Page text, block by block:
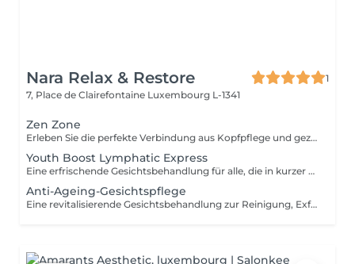
Nara Relax & Restore
1
7, Place de Clairefontaine Luxembourg L-1341
Zen Zone
Erleben Sie die perfekte Verbindung aus Kopfpflege und gezielter Entspannung des Oberkörpers. Dieses Wohlfühlritual kombiniert ein 60-minütiges Head Spa mit einer 30-minütigen Office-Syndrom Rücken- & Schultermassage, um Verspannungen zu lösen, den Geist zur Ruhe kommen zu lassen und ein tiefes Gefühl der Entspannung zu fördern. Enthalten sind: Head Spa 60 Min. Office-Syndrom Rücken- & Schultermassage 30 Min.
Youth Boost Lymphatic Express
Eine erfrischende Gesichtsbehandlung für alle, die in kurzer Zeit sichtbare Ergebnisse erzielen möchten. Reinigung, Peeling und gezielte Pflege sorgen für ein frisches, strahlendes und gepflegtes Hautbild. Auf Wunsch kann eine sanfte lymphatische Gesichtsdrainage integriert werden.
Anti-Ageing-Gesichtspflege
Eine revitalisierende Gesichtsbehandlung zur Reinigung, Exfoliation und Pflege der Haut. Hochwertige Pflegeprodukte werden mit entspannenden Gesichtsmassagetechniken kombiniert, um der Haut ein frisches, gepflegtes und strahlendes Erscheinungsbild zu verleihen.